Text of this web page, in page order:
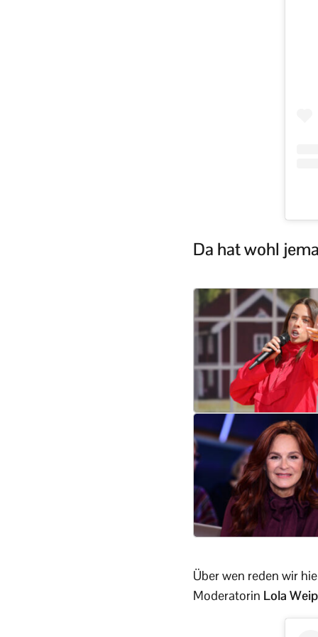
Da hat wohl
Über wen reden wir
Moderatorin Lola